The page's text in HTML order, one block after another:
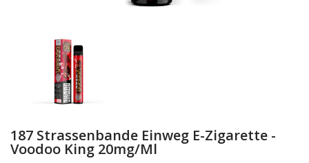
187 Strassenbande Einweg E-Zigarette -
Voodoo King 20mg/ml